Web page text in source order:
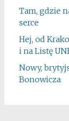
Tam, gdzie
serce
Hej, od
i na Listę
Nowy,
Bonowicza